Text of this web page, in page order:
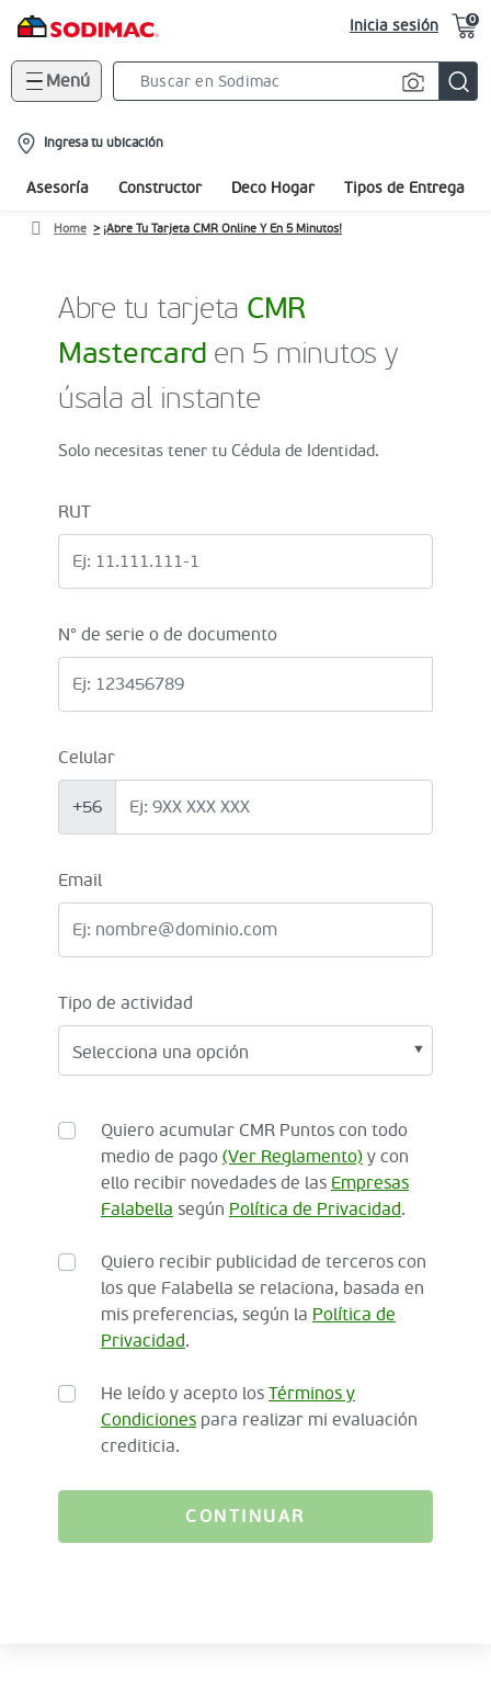
Inicia sesión 0
Menú
location-
icon
Ingresa tu ubicación
Asesoría Constructor Deco Hogar Tipos de Entrega
Home ¡Abre Tu Tarjeta CMR Online Y En 5 Minutos!
Abre tu tarjeta CMR
Mastercard en 5 minutos y
úsala al instante
Solo necesitas tener tu Cédula de Identidad.
RUT
N° de serie o de documento
Celular
+56
Email
Tipo de actividad
Quiero acumular CMR Puntos con todo
medio de pago (Ver Reglamento) y con
ello recibir novedades de las Empresas
Falabella según Política de Privacidad.
Quiero recibir publicidad de terceros con
los que Falabella se relaciona, basada en
mis preferencias, según la Política de
Privacidad.
He leído y acepto los Términos y
Condiciones para realizar mi evaluación
crediticia.
CONTINUAR